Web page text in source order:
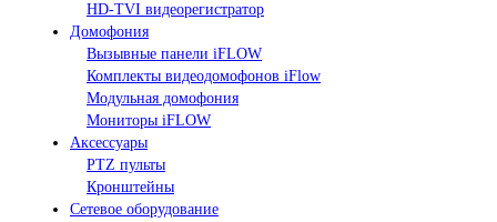
HD-TVI видеорегистратор
Домофония
Вызывные панели iFLOW
Комплекты видеодомофонов iFlow
Модульная домофония
Мониторы iFLOW
Аксессуары
PTZ пульты
Кронштейны
Сетевое оборудование